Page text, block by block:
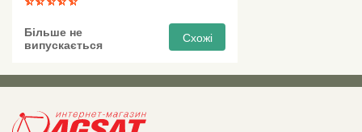
Більше не
випускається
Схожі